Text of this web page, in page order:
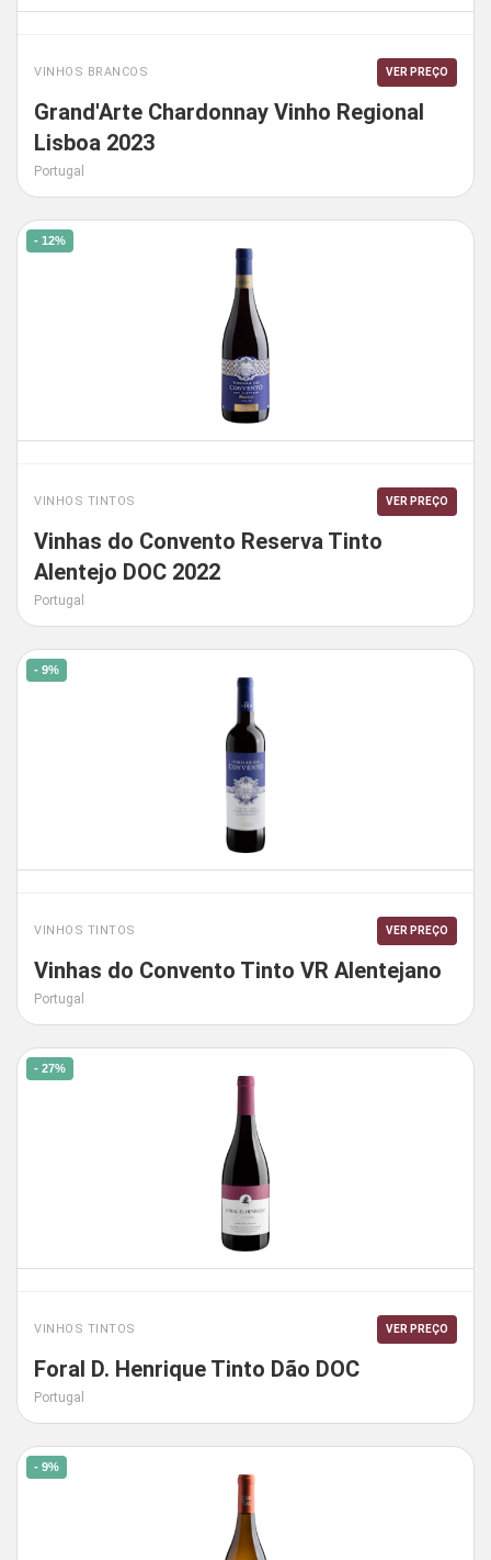
VINHOS BRANCOS VER PREÇO
Grand'Arte Chardonnay Vinho Regional
Lisboa 2023
Portugal
- 12%
VINHOS TINTOS VER PREÇO
Vinhas do Convento Reserva Tinto
Alentejo DOC 2022
Portugal
- 9%
VINHOS TINTOS VER PREÇO
Vinhas do Convento Tinto VR Alentejano
Portugal
- 27%
VINHOS TINTOS VER PREÇO
Foral D. Henrique Tinto Dão DOC
Portugal
- 9%